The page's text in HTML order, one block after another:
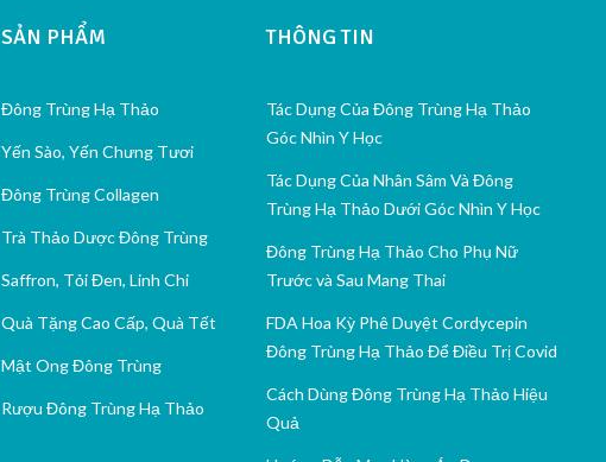
SẢN PHẨM
Đông Trùng Hạ Thảo
Yến Sào, Yến Chưng Tươi
Đông Trùng Collagen
Trà Thảo Dược Đông Trùng
Saffron, Tỏi Đen, Linh Chi
Quà Tặng Cao Cấp, Quà Tết
Mật Ong Đông Trùng
Rượu Đông Trùng Hạ Thảo
THÔNG TIN
Tác Dụng Của Đông Trùng Hạ Thảo
Góc Nhìn Y Học
Tác Dụng Của Nhân Sâm Và Đông
Trùng Hạ Thảo Dưới Góc Nhìn Y Học
Đông Trùng Hạ Thảo Cho Phụ Nữ
Trước và Sau Mang Thai
FDA Hoa Kỳ Phê Duyệt Cordycepin
Đông Trùng Hạ Thảo Để Điều Trị Covid
Cách Dùng Đông Trùng Hạ Thảo Hiệu
Quả